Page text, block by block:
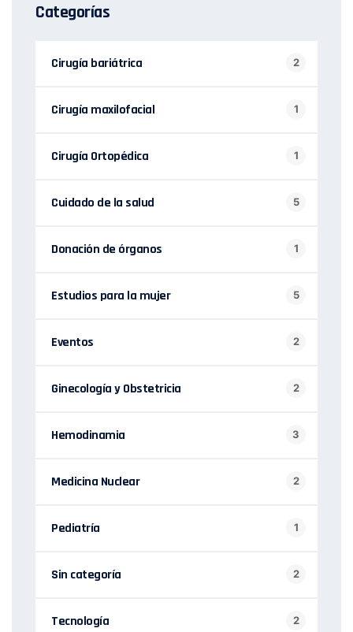
Categorías
Cirugía bariátrica 2
Cirugía maxilofacial 1
Cirugía Ortopédica 1
Cuidado de la salud 5
Donación de órganos 1
Estudios para la mujer 5
Eventos 2
Ginecología y Obstetricia 2
Hemodinamia 3
Medicina Nuclear 2
Pediatría 1
Sin categoría 2
Tecnología 2